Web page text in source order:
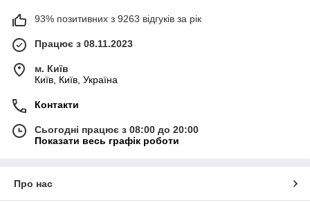
93% позитивних з 9263 відгуків за рік
Працює з 08.11.2023
м. Київ
Київ, Київ, Україна
Контакти
Сьогодні працює з 08:00 до 20:00
Показати весь графік роботи
Про нас